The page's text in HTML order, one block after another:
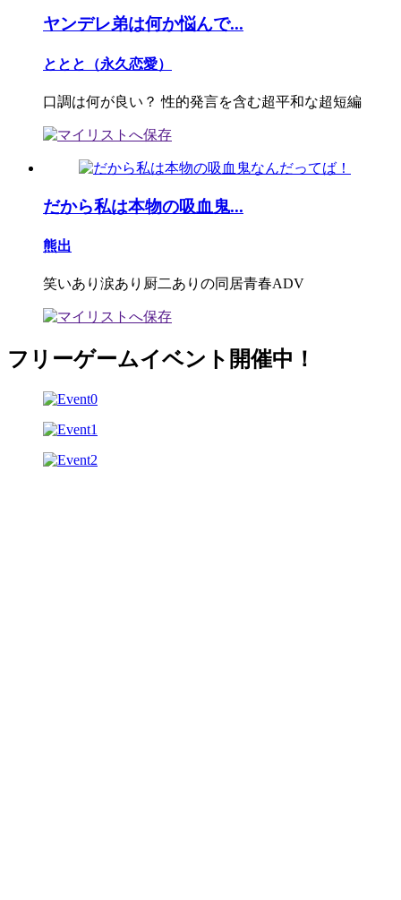
ヤンデレ弟は何か悩んで...
ととと（永久恋愛）
口調は何が良い？ 性的発言を含む超平和な超短編
だから私は本物の吸血鬼...
熊出
笑いあり涙あり厨二ありの同居青春ADV
フリーゲームイベント開催中！